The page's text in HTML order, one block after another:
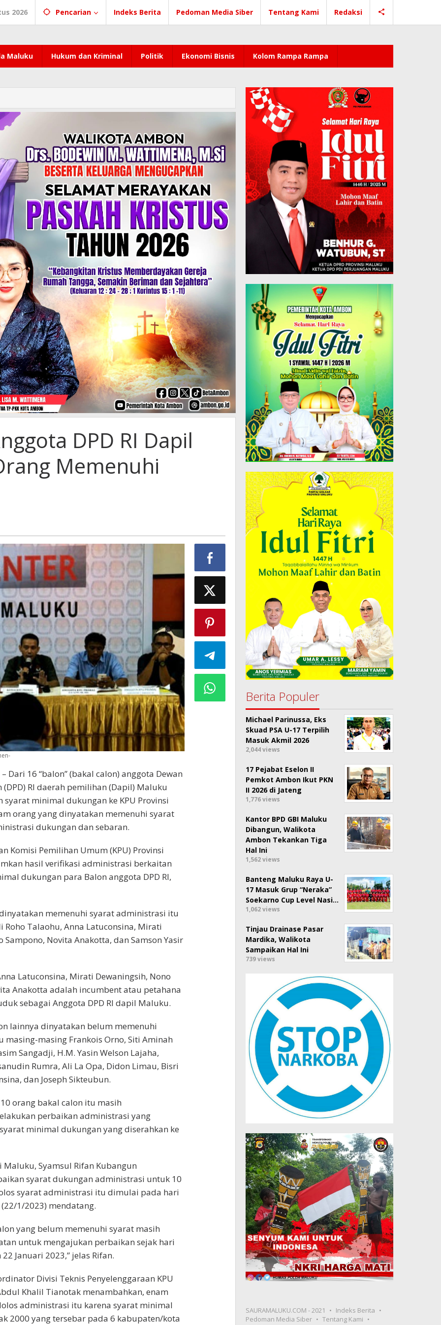
2026 Pencarian Indeks Berita Pedoman Media Siber Tentang Kami Redaksi
Maluku Hukum dan Kriminal Politik Ekonomi Bisnis Kolom Rampa Rampa
DPD RI Dapil
Memenuhi
Dari 16 “balon” (bakal calon) anggota Dewan
(DPD) RI daerah pemilihan (Dapil) Maluku
syarat minimal dukungan ke KPU Provinsi
orang yang dinyatakan memenuhi syarat
dukungan dan sebaran.
Komisi Pemilihan Umum (KPU) Provinsi
hasil verifikasi administrasi berkaitan
dukungan para Balon anggota DPD RI,
memenuhi syarat administrasi itu
Roho Talaohu, Anna Latuconsina, Mirati
Sampono, Novita Anakotta, dan Samson Yasir
Latuconsina, Mirati Dewaningsih, Nono
Anakotta adalah incumbent atau petahana
sebagai Anggota DPD RI dapil Maluku.
lainnya dinyatakan belum memenuhi
masing-masing Frankois Orno, Siti Aminah
Sangadji, H.M. Yasin Welson Lajaha,
Rumra, Ali La Opa, Didon Limau, Bisri
dan Joseph Sikteubun.
orang bakal calon itu masih
perbaikan administrasi yang
minimal dukungan yang diserahkan ke
Maluku, Syamsul Rifan Kubangun
syarat dukungan administrasi untuk 10
syarat administrasi itu dimulai pada hari
1/2023) mendatang.
yang belum memenuhi syarat masih
untuk mengajukan perbaikan sejak hari
Januari 2023,” jelas Rifan.
Divisi Teknis Penyelenggaraan KPU
Khalil Tianotak menambahkan, enam
administrasi itu karena syarat minimal
2000 yang tersebar pada 6 kabupaten/kota
Berita Populer
Michael Parinussa, Eks
Skuad PSA U-17 Terpilih
Masuk Akmil 2026
2,044 views
17 Pejabat Eselon II
Pemkot Ambon Ikut PKN
II 2026 di Jateng
1,776 views
Kantor BPD GBI Maluku
Dibangun, Walikota
Ambon Tekankan Tiga
Hal Ini
1,562 views
Banteng Maluku Raya U-
17 Masuk Grup “Neraka”
Soekarno Cup Level Nasi…
1,062 views
Tinjau Drainase Pasar
Mardika, Walikota
Sampaikan Hal Ini
739 views
SAURAMALUKU.COM - 2021
Indeks Berita
Pedoman Media Siber
Tentang Kami